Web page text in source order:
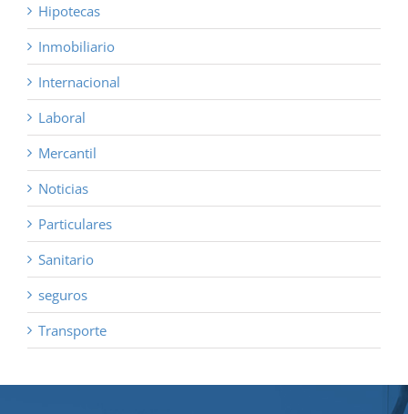
Hipotecas
Inmobiliario
Internacional
Laboral
Mercantil
Noticias
Particulares
Sanitario
seguros
Transporte